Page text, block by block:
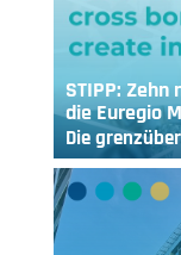
STIPP:
die Euregio
Die